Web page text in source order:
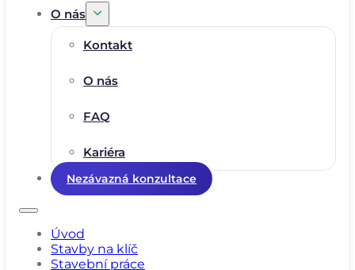
O nás
Kontakt
O nás
FAQ
Kariéra
Nezávazná konzultace
Úvod
Stavby na klíč
Stavební práce